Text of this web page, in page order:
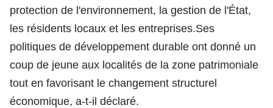
protection de l'environnement, la gestion de l'État,
les résidents locaux et les entreprises.Ses
politiques de développement durable ont donné un
coup de jeune aux localités de la zone patrimoniale
tout en favorisant le changement structurel
économique, a-t-il déclaré.